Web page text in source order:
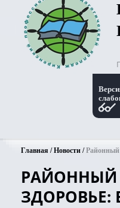
Главная Новости Районный
РАЙОННЫЙ